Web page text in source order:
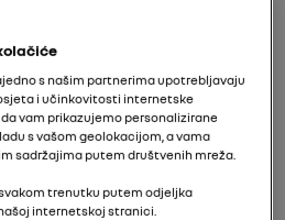
s našim partnerima upotrebljavaju
i učinkovitosti internetske
vam prikazujemo personalizirane
s vašom geolokacijom, a vama
sadržajima putem društvenih mreža.
trenutku putem odjeljka
internetskoj stranici.